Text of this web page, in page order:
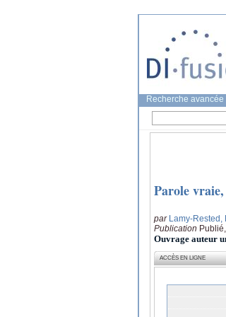
Recherche avancée
Parole
par Lamy-Rested,
Publication
Ouvrage auteur
ACCÈS EN LIGNE